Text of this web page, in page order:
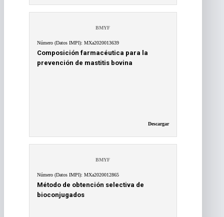
BMYF
Número (Datos IMPI): MXa2020013639
Composición farmacéutica para la
prevención de mastitis bovina
Descargar
BMYF
Número (Datos IMPI): MXa2020012865
Método de obtención selectiva de
bioconjugados